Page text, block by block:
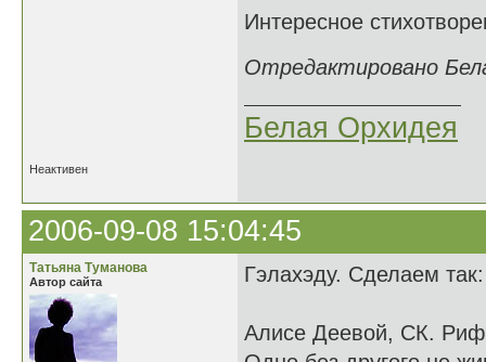
Интересное
Отредактировано
Белая Орхидея
Неактивен
2006-09-08 15:04:45
Татьяна Туманова
Автор сайта Гэлахэду. Сделаем
Алисе Деевой, СК.